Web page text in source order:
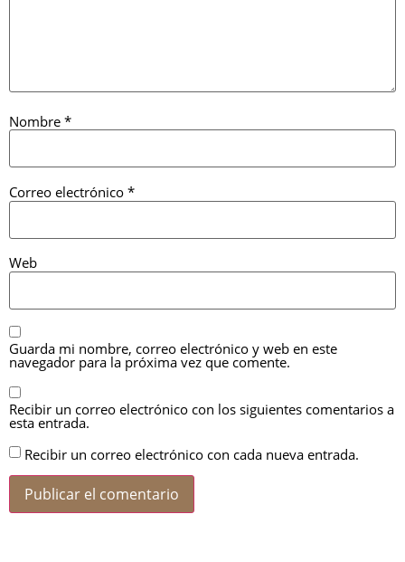
Nombre *
Correo electrónico *
Web
Guarda mi nombre, correo electrónico y web en este
navegador para la próxima vez que comente.
Recibir un correo electrónico con los siguientes comentarios a
esta entrada.
Recibir un correo electrónico con cada nueva entrada.